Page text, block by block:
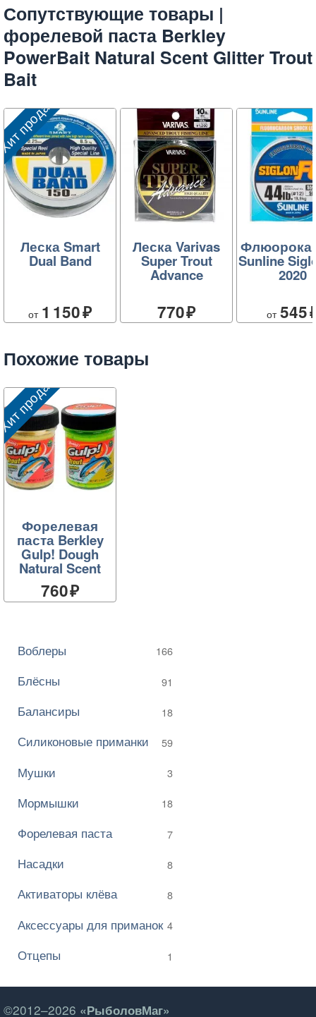
Сопутствующие товары |
форелевой паста Berkley
PowerBait Natural Scent Glitter Trout
Bait
продаж
Леска Smart
Dual Band
от 1 150
Леска Varivas
Super Trout
Advance
770
Sunline
2020
от 545
Похожие товары
продаж
Форелевая
паста Berkley
Gulp! Dough
Natural Scent
760
Воблеры 166
Блёсны 91
Балансиры 18
Силиконовые приманки 59
Мушки 3
Мормышки 18
Форелевая паста 7
Насадки 8
Активаторы клёва 8
Аксессуары для приманок 4
Отцепы 1
©2012–2026 «РыболовМаг»